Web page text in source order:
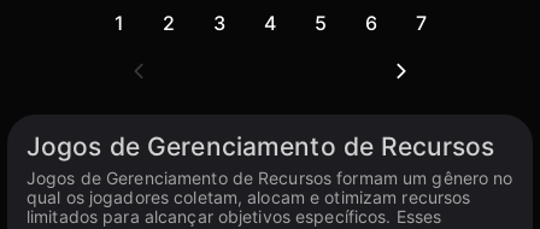
1 2 3 4 5 6 7
Jogos de Gerenciamento de Recursos
Jogos de Gerenciamento de Recursos formam um gênero no
qual os jogadores coletam, alocam e otimizam recursos
limitados para alcançar objetivos específicos. Esses